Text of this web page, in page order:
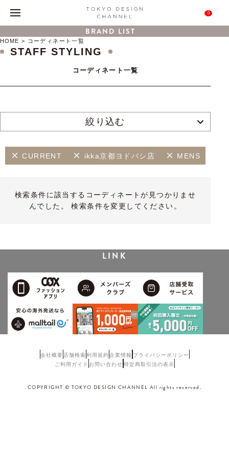
0
BRAND LIST
HOME コーディネート一覧
STAFF STYLING
コーディネート一覧
絞り込む
CURRENT ikka京都ヨドバシ店 MENS
検索条件に該当するコーディネートが見つかりませ
んでした。 検索条件を変更してください。
LINK
会社概要 店舗検索利用規約企業情報 プライバシーポリシー
ご利用ガイド お問い合わせ 特定商取引法の表示
COPYRIGHT © TOKYO DESIGN CHANNEL All rights reserved.